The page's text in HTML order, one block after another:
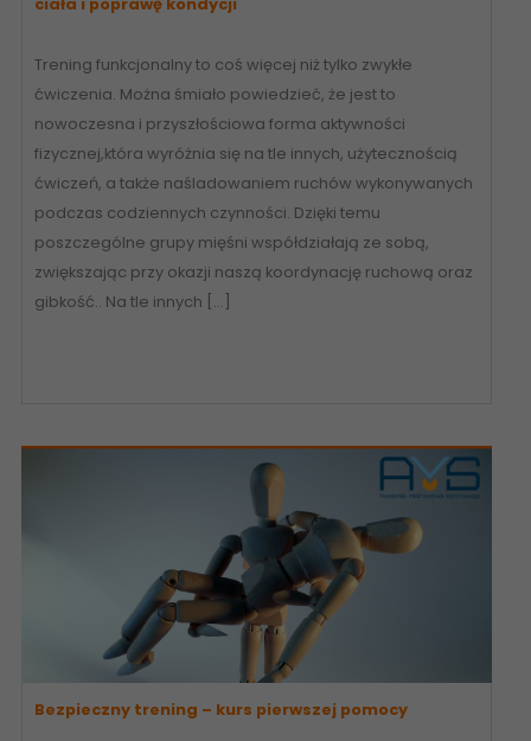
ciała i poprawę kondycji
Trening funkcjonalny to coś więcej niż tylko zwykłe
ćwiczenia. Można śmiało powiedzieć, że jest to
nowoczesna i przyszłościowa forma aktywności
fizycznej,która wyróżnia się na tle innych, użytecznością
ćwiczeń, a także naśladowaniem ruchów wykonywanych
podczas codziennych czynności. Dzięki temu
poszczególne grupy mięśni współdziałają ze sobą,
zwiększając przy okazji naszą koordynację ruchową oraz
gibkość.. Na tle innych […]
Bezpieczny trening – kurs pierwszej pomocy